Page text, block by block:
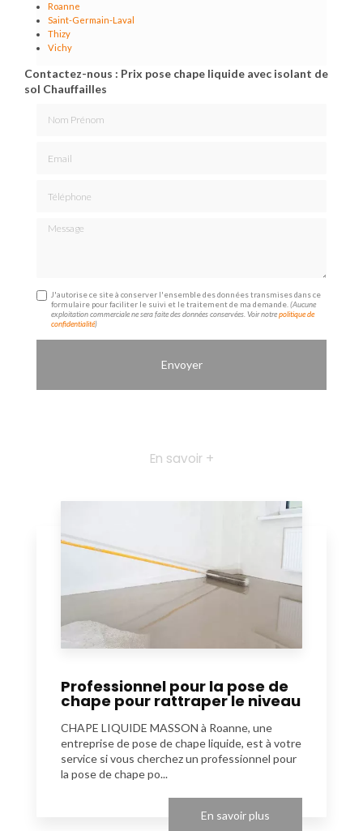
Roanne
Saint-Germain-Laval
Thizy
Vichy
Contactez-nous : Prix pose chape liquide avec isolant de
sol Chauffailles
Message
J'autorise ce site à conserver l'ensemble des données transmises dans ce
formulaire pour faciliter le suivi et le traitement de ma demande.(Aucune
exploitation commerciale ne sera faite des données conservées. Voir notrepolitique de
confidentialité)
En savoir +
Professionnel pour la pose de
chape pour rattraper le niveau
CHAPE LIQUIDE MASSON à Roanne, une
entreprise de pose de chape liquide, est à votre
service si vous cherchez un professionnel pour
la pose de chape po...
En savoir plus